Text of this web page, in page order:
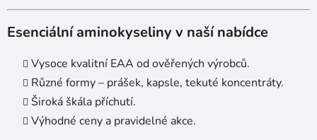
Esenciální aminokyseliny v naší nabídce
Vysoce kvalitní EAA od ověřených výrobců.
Různé formy – prášek, kapsle, tekuté koncentráty.
Široká škála příchutí.
Výhodné ceny a pravidelné akce.